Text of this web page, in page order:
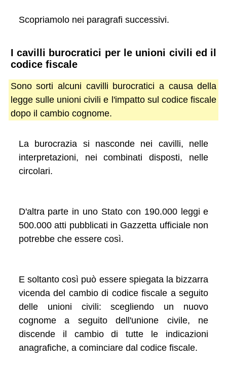
Scopriamolo nei paragrafi successivi.
I cavilli burocratici per le unioni civili ed il
codice fiscale
Sono sorti alcuni cavilli burocratici a causa della
legge sulle unioni civili e l'impatto sul codice fiscale
dopo il cambio cognome.
La burocrazia si nasconde nei cavilli, nelle
interpretazioni, nei combinati disposti, nelle
circolari.
D'altra parte in uno Stato con 190.000 leggi e
500.000 atti pubblicati in Gazzetta ufficiale non
potrebbe che essere così.
E soltanto così può essere spiegata la bizzarra
vicenda del cambio di codice fiscale a seguito
delle unioni civili: scegliendo un nuovo
cognome a seguito dell'unione civile, ne
discende il cambio di tutte le indicazioni
anagrafiche, a cominciare dal codice fiscale.